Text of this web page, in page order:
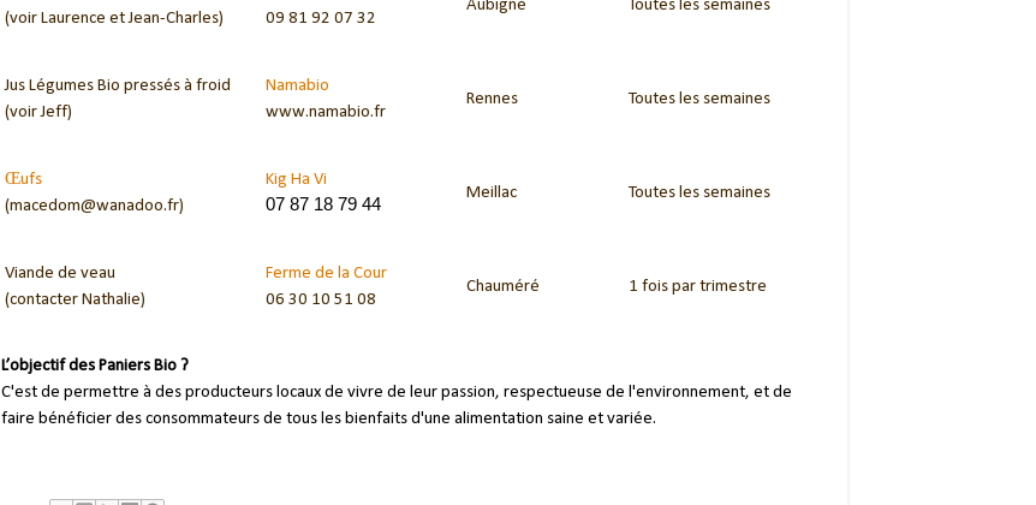
(voir Laurence et Jean-Charles)
09 81 92 07 32
Aubigné Toutes les semaines
Jus Légumes Bio pressés à froid
(voir Jeff)
Namabio
www.namabio.fr
Rennes Toutes les semaines
Œufs
(macedom@wanadoo.fr)
Kig Ha Vi
07 87 18 79 44
Meillac Toutes les semaines
Viande de veau
(contacter Nathalie)
Ferme de la Cour
06 30 10 51 08
Chauméré 1 fois par trimestre
L’objectif des Paniers Bio ?
C'est de permettre à des producteurs locaux de vivre de leur passion, respectueuse de l'environnement, et de
faire bénéficier des consommateurs de tous les bienfaits d'une alimentation saine et variée.